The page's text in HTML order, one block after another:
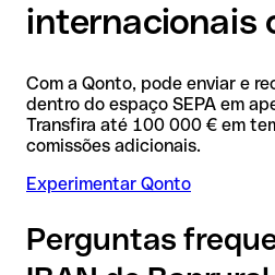
internacionais
Com a Qonto, pode enviar e
dentro do espaço SEPA em
Transfira até 100 000 € em
comissões adicionais.
Experimentar Qonto
Perguntas